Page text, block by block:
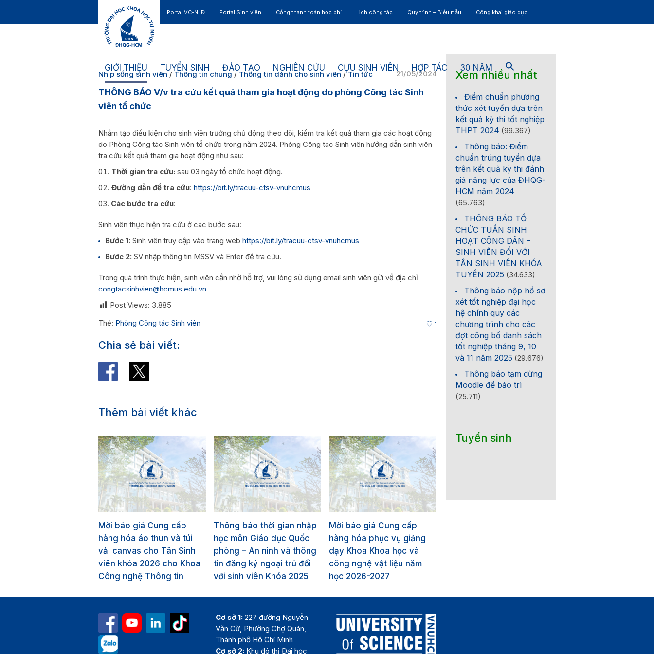
Portal VC-NLĐ Portal Sinh viên Cổng thanh toán học phí Lịch công tác Quy trình – Biểu mẫu Công khai giáo dục
GIỚI THIỆU TUYỂN SINH ĐÀO TẠO NGHIÊN CỨU CỰU SINH VIÊN HỢP TÁC 30 NĂM
21/05/2024
Nhịp sống sinh viên / Thông tin chung / Thông tin dành cho sinh viên /Tin tức
THÔNG BÁO V/v tra cứu kết quả tham gia hoạt động do phòng Công tác Sinh
viên tổ chức
Nhằm tạo điều kiện cho sinh viên trường chủ động theo dõi, kiểm tra kết quả tham gia các hoạt động
do Phòng Công tác Sinh viên tổ chức trong năm 2024. Phòng Công tác Sinh viên hướng dẫn sinh viên
tra cứu kết quả tham gia hoạt động như sau:
Thời gian tra cứu: sau 03 ngày tổ chức hoạt động.
Đường dẫn để tra cứu: https://bit.ly/tracuu-ctsv-vnuhcmus
Các bước tra cứu:
Sinh viên thực hiện tra cứu ở các bước sau:
Bước 1: Sinh viên truy cập vào trang web https://bit.ly/tracuu-ctsv-vnuhcmus
Bước 2: SV nhập thông tin MSSV và Enter để tra cứu.
Trong quá trình thực hiện, sinh viên cần nhờ hỗ trợ, vui lòng sử dụng email sinh viên gửi về địa chỉ
congtacsinhvien@hcmus.edu.vn.
Post Views: 3.885
Thẻ: Phòng Công tác Sinh viên 1
Chia sẻ bài viết:
Thêm bài viết khác
Mời báo giá Cung cấp
hàng hóa áo thun và túi
vải canvas cho Tân Sinh
viên khóa 2026 cho Khoa
Công nghệ Thông tin
Thông báo thời gian nhập
học môn Giáo dục Quốc
phòng – An ninh và thông
tin đăng ký ngoại trú đối
với sinh viên Khóa 2025
Mời báo giá Cung cấp
hàng hóa phục vụ giảng
dạy Khoa Khoa học và
công nghệ vật liệu năm
học 2026-2027
Xem nhiều nhất
Điểm chuẩn phương
thức xét tuyển dựa trên
kết quả kỳ thi tốt nghiệp
THPT 2024 (99.367)
Thông báo: Điểm
chuẩn trúng tuyển dựa
trên kết quả kỳ thi đánh
giá năng lực của ĐHQG-
HCM năm 2024
(65.763)
THÔNG BÁO TỔ
CHỨC TUẦN SINH
HOẠT CÔNG DÂN –
SINH VIÊN ĐỐI VỚI
TÂN SINH VIÊN KHÓA
TUYỂN 2025 (34.633)
Thông báo nộp hồ sơ
xét tốt nghiệp đại học
hệ chính quy các
chương trình cho các
đợt công bố danh sách
tốt nghiệp tháng 9, 10
và 11 năm 2025 (29.676)
Thông báo tạm dừng
Moodle để bảo trì
(25.711)
Tuyển sinh
Cơ sở 1: 227 đường Nguyễn
Văn Cừ, Phường Chợ Quán,
Thành phố Hồ Chí Minh
Cơ sở 2: Khu đô thị Đại học